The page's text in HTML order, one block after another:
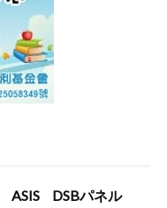
ASIS
DSBパネル